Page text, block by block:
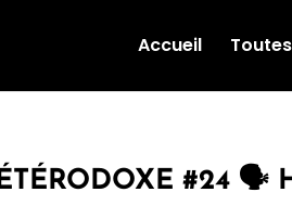
Accueil
#24 🗣